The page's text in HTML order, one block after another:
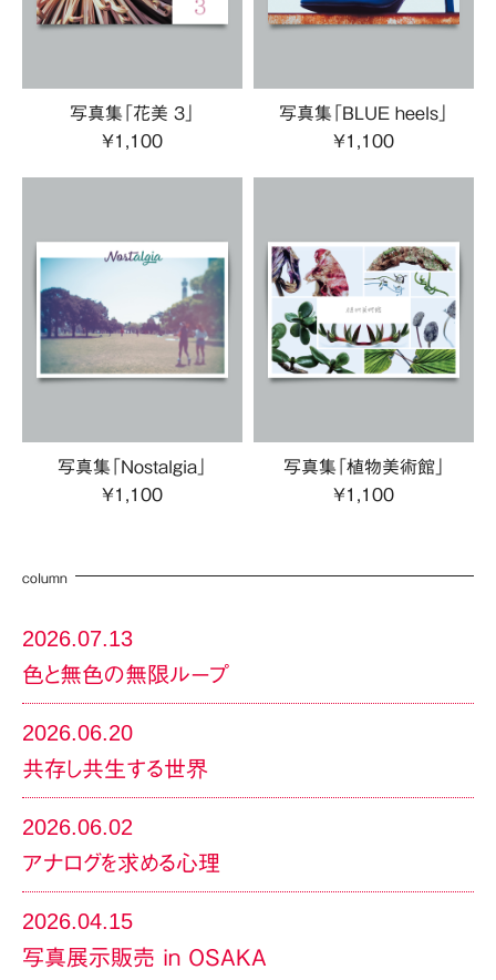
写真集「花美 3」
¥1,100
写真集「BLUE heels」
¥1,100
写真集「Nostalgia」
¥1,100
写真集「植物美術館」
¥1,100
column
2026.07.13
色と無色の無限ループ
2026.06.20
共存し共生する世界
2026.06.02
アナログを求める心理
2026.04.15
写真展示販売 in OSAKA